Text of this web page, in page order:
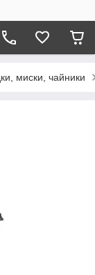
миски, чайники